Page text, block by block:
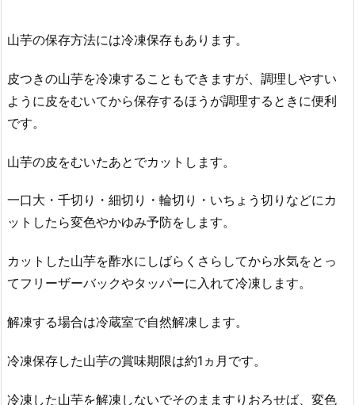
山芋の保存方法には冷凍保存もあります。
皮つきの山芋を冷凍することもできますが、調理しやすい
ように皮をむいてから保存するほうが調理するときに便利
です。
山芋の皮をむいたあとでカットします。
一口大・千切り・細切り・輪切り・いちょう切りなどにカ
ットしたら変色やかゆみ予防をします。
カットした山芋を酢水にしばらくさらしてから水気をとっ
てフリーザーバックやタッパーに入れて冷凍します。
解凍する場合は冷蔵室で自然解凍します。
冷凍保存した山芋の賞味期限は約1ヵ月です。
冷凍した山芋を解凍しないでそのまますりおろせば、変色